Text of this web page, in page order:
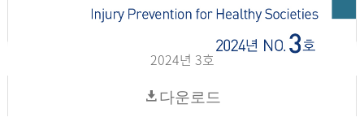
2024년 3호
다운로드